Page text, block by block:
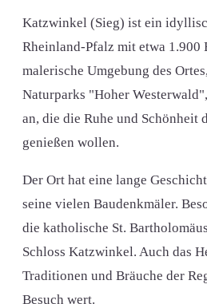
Katzwinkel (Sieg) ist ein
Rheinland-Pfalz mit etwa 1.900
malerische Umgebung des
Naturparks "Hoher
an, die die Ruhe und Schönheit
genießen wollen.
Der Ort hat eine lange
seine vielen Baudenkmäler.
die katholische St.
Schloss Katzwinkel. Auch das
Traditionen und Bräuche der
Besuch wert.